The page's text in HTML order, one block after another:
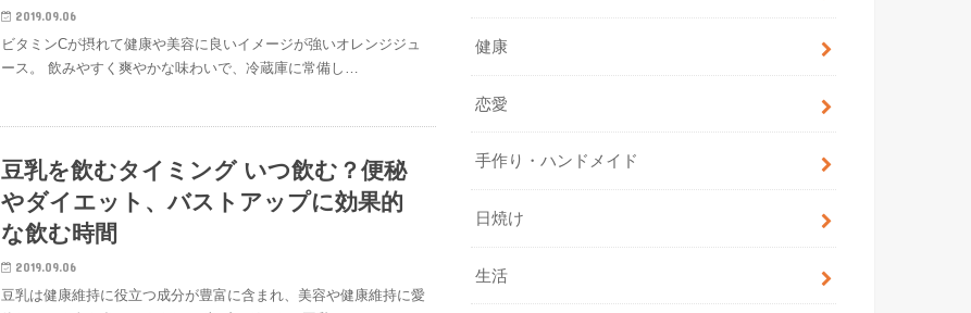
2019.09.06
ビタミンCが摂れて健康や美容に良いイメージが強いオレンジジュ
ース。 飲みやすく爽やかな味わいで、冷蔵庫に常備し…
豆乳を飲むタイミング いつ飲む？便秘
やダイエット、バストアップに効果的
な飲む時間
2019.09.06
豆乳は健康維持に役立つ成分が豊富に含まれ、美容や健康維持に愛
健康
恋愛
手作り・ハンドメイド
日焼け
生活